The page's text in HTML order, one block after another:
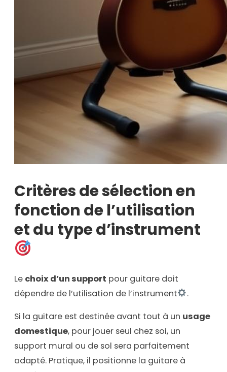
Critères de sélection en
fonction de l’utilisation
et du type d’instrument
Le choix d’un support pour guitare doit
dépendre de l’utilisation de l’instrument
.
Si la guitare est destinée avant tout à un usage
domestique, pour jouer seul chez soi, un
support mural ou de sol sera parfaitement
adapté. Pratique, il positionne la guitare à